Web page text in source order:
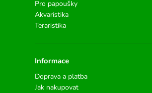
Pro papoušky
Akvaristika
Teraristika
Informace
Doprava a platba
Jak nakupovat